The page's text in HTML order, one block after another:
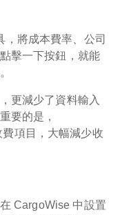
將成本費率、公司
擊一下按鈕，就能
更減少了資料輸入
要的是，
項目，大幅減少收
CargoWise 中設置